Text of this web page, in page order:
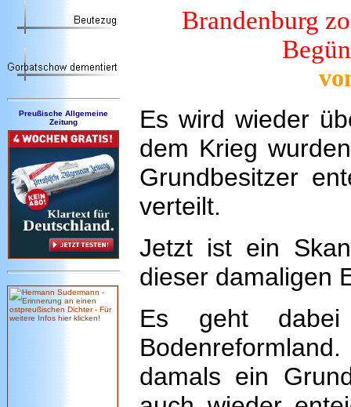
Preußische Allgemeine
Zeitung
Brandenburg
Es wird wieder
dem Krieg
Grundbesitzer
verteilt.
Jetzt ist ein
dieser damaligen
Es geht
damals ein